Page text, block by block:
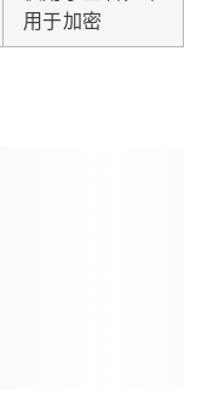
用于加密